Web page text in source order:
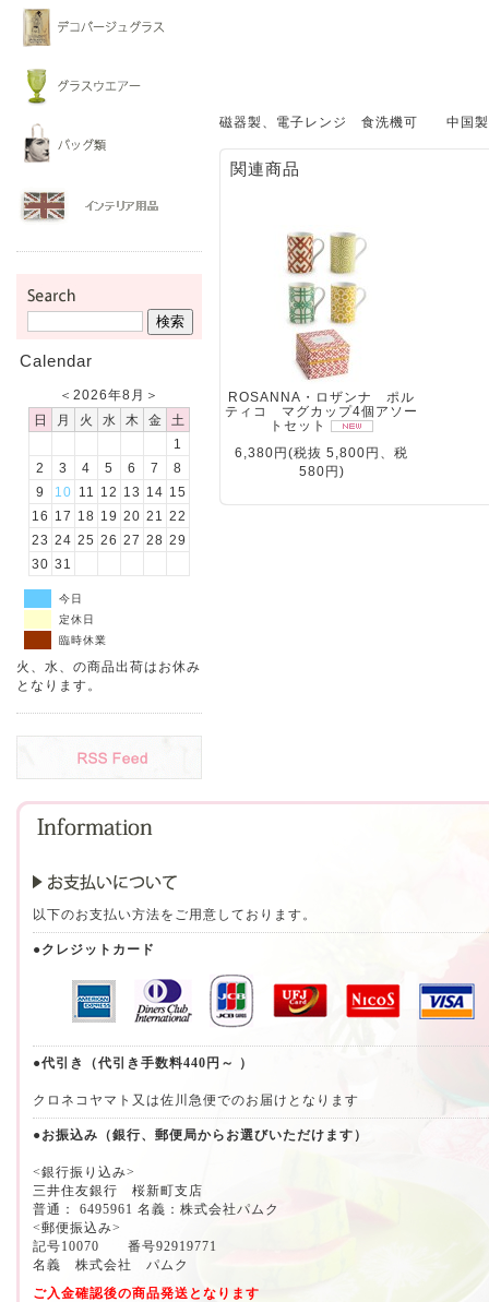
Calendar
＜ 2026年8月 ＞
日
月 火 水 木 金
土
1
2
3 4 5 6 7
8
9
10 11 12 13 14 15
16
17 18 19 20 21
22
23 24 25 26 27 28 29
30 31
今日
定休日
臨時休業
火、水、の商品出荷はお休み
となります。
磁器製、電子レンジ 食洗機可 中国製
関連商品
ROSANNA・ロザンナ ポル
ティコ マグカップ4個アソー
トセット
6,380円(税抜 5,800円、税
580円)
以下のお支払い方法をご用意しております。
●クレジットカード
●代引き（代引き手数料440円～ ）
クロネコヤマト又は佐川急便でのお届けとなります
●お振込み（銀行、郵便局からお選びいただけます）
<銀行振り込み>
三井住友銀行 桜新町支店
普通： 6495961 名義：株式会社パムク
<郵便振込み>
記号10070 番号92919771
名義 株式会社 パムク
ご入金確認後の商品発送となります